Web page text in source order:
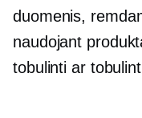
duomenis,
naudojant
tobulinti ar